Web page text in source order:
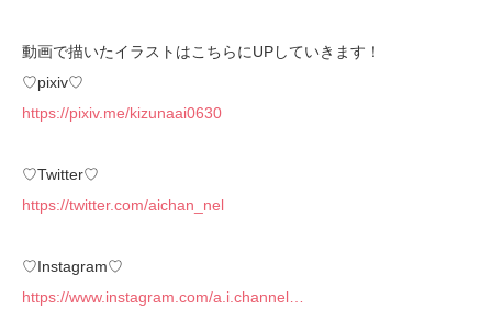
動画で描いたイラストはこちらにUPしていきます！
♡pixiv♡
https://pixiv.me/kizunaai0630
♡Twitter♡
https://twitter.com/aichan_nel
♡Instagram♡
https://www.instagram.com/a.i.channel…